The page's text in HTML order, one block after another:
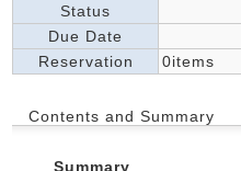
Status
Due Date
Reservation
0items
Contents and Summary
Summary